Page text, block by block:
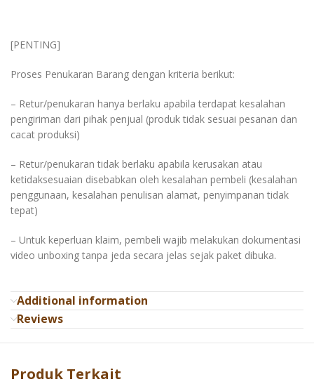
[PENTING]
Proses Penukaran Barang dengan kriteria berikut:
– Retur/penukaran hanya berlaku apabila terdapat kesalahan
pengiriman dari pihak penjual (produk tidak sesuai pesanan dan
cacat produksi)
– Retur/penukaran tidak berlaku apabila kerusakan atau
ketidaksesuaian disebabkan oleh kesalahan pembeli (kesalahan
penggunaan, kesalahan penulisan alamat, penyimpanan tidak
tepat)
– Untuk keperluan klaim, pembeli wajib melakukan dokumentasi
video unboxing tanpa jeda secara jelas sejak paket dibuka.
Additional information
Reviews
Produk Terkait